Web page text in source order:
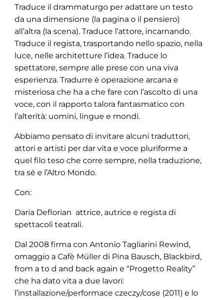
Traduce il drammaturgo per adattare un testo
da una dimensione (la pagina o il pensiero)
all’altra (la scena). Traduce l’attore, incarnando.
Traduce il regista, trasportando nello spazio, nella
luce, nelle architetture l’idea. Traduce lo
spettatore, sempre alle prese con una viva
esperienza. Tradurre è operazione arcana e
misteriosa che ha a che fare con l’ascolto di una
voce, con il rapporto talora fantasmatico con
l’alterità: uomini, lingue e mondi.
Abbiamo pensato di invitare alcuni traduttori,
attori e artisti per dar vita e voce pluriforme a
quel filo teso che corre sempre, nella traduzione,
tra sé e l’Altro Mondo.
Con:
Daria Deflorian attrice, autrice e regista di
spettacoli teatrali.
Dal 2008 firma con Antonio Tagliarini Rewind,
omaggio a Cafè Müller di Pina Bausch, Blackbird,
from a to d and back again e “Progetto Reality”
che ha dato vita a due lavori:
l’installazione/performace czeczy/cose (2011) e lo